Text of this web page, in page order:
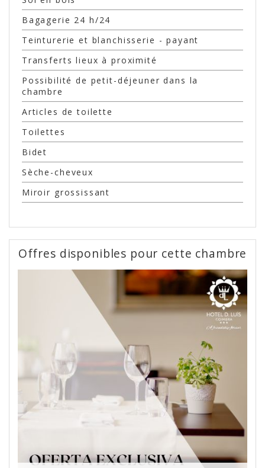
Bagagerie 24 h/24
Teinturerie et blanchisserie - payant
Transferts lieux à proximité
Possibilité de petit-déjeuner dans la
chambre
Articles de toilette
Toilettes
Bidet
Sèche-cheveux
Miroir grossissant
Offres disponibles pour cette chambre